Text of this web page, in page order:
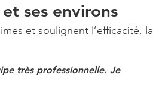
ses environs
et soulignent l’efficacité, la
très professionnelle. Je